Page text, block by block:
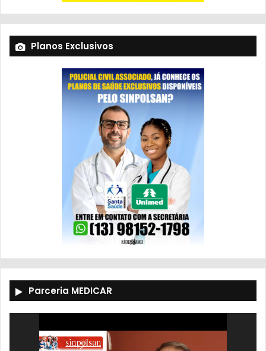
Planos Exclusivos
Parceria MEDICAR